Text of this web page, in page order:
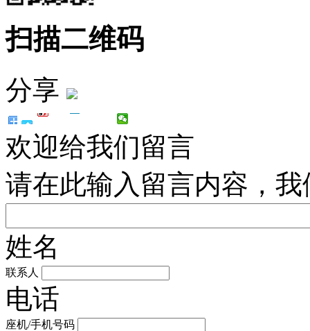
扫描二维码
分享
欢迎给我们留言
请在此输入留言内容，
姓名
联系人
电话
座机/手机号码